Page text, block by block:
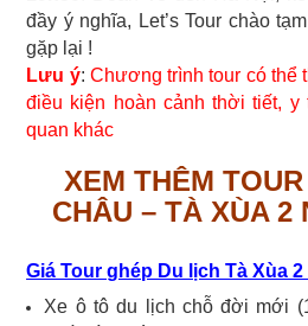
đầy ý nghĩa, Let’s Tour chào
gặp lại !
Lưu ý: Chương trình tour có thể
điều kiện hoàn cảnh thời tiết, y
quan khác
XEM THÊM
CHÂU – TÀ XÙA 2
Giá Tour ghép Du lịch Tà Xùa
Xe ô tô du lịch chỗ đời mới